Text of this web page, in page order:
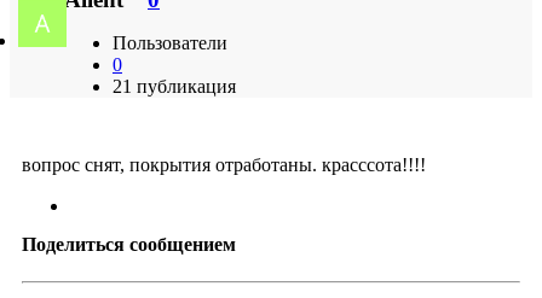
Пользователи
0
21 публикация
вопрос снят, покрытия отработаны. красссота!!!!
Поделиться сообщением